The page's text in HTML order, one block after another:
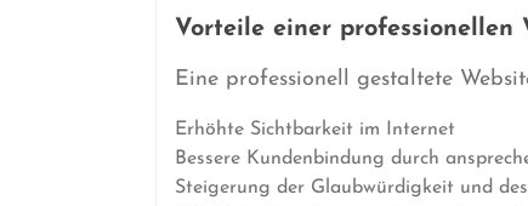
Vorteile einer professionellen
Eine professionell gestaltete
Erhöhte Sichtbarkeit im Internet
Bessere Kundenbindung durch
Steigerung der Glaubwürdigkeit und